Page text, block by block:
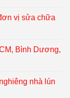
vị sửa chữa
Bình Dương,
nhà lún